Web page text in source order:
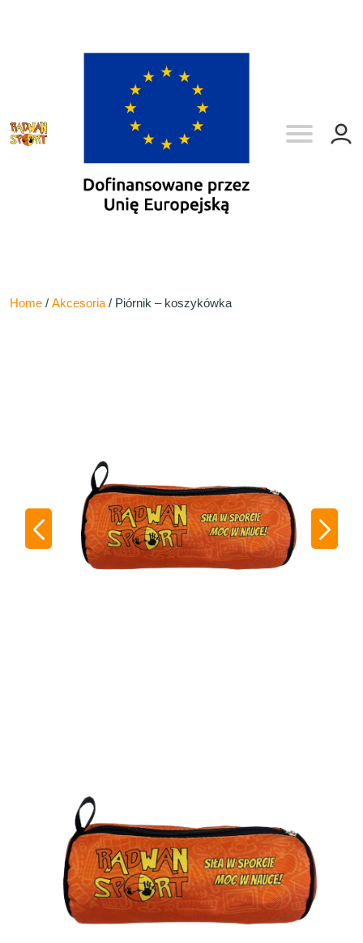
Home / Akcesoria / Piórnik – koszykówka